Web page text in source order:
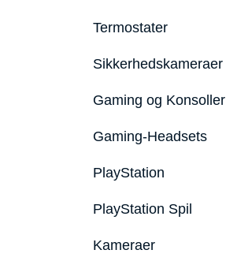
Termostater
Sikkerhedskameraer
Gaming og Konsoller
Gaming-Headsets
PlayStation
PlayStation Spil
Kameraer